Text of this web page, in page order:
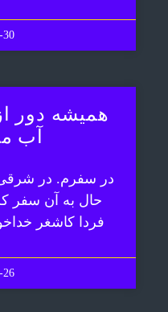
30
همیشه دور
آب
در سفرم. در شرقی
حال به آن سفر
فردا کاشغر
26